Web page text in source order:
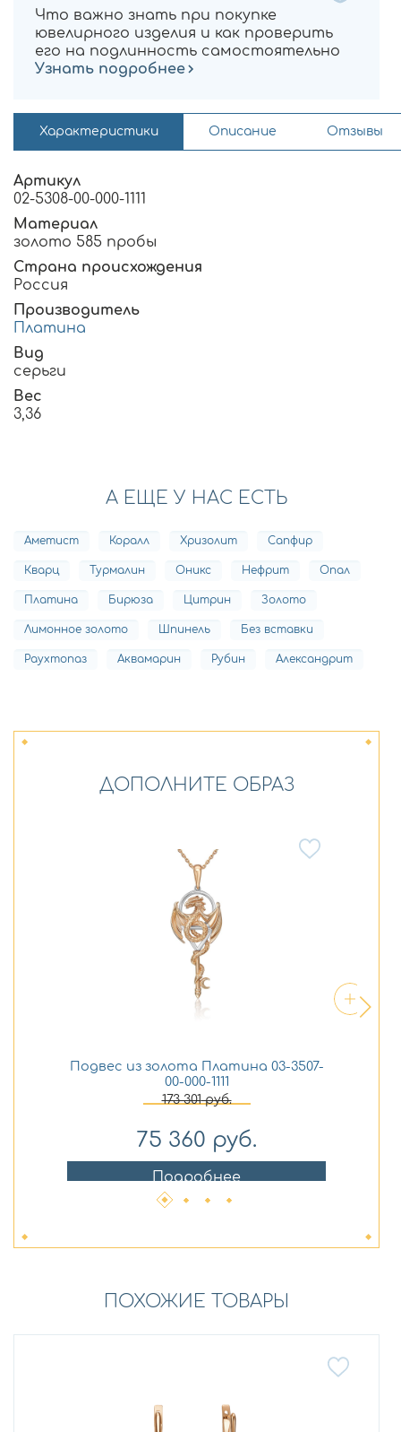
Что важно знать при покупке
ювелирного изделия и как проверить
его на подлинность самостоятельно
Узнать подробнее
Характеристики Описание Отзывы
Артикул
02-5308-00-000-1111
Материал
золото 585 пробы
Страна происхождения
Россия
Производитель
Платина
Вид
серьги
Вес
3,36
А ЕЩЕ У НАС ЕСТЬ
Аметист Коралл Хризолит Сапфир
Кварц Турмалин Оникс Нефрит Опал
Платина Бирюза Цитрин Золото
Лимонное золото Шпинель Без вставки
Раухтопаз Аквамарин Рубин Александрит
ДОПОЛНИТЕ ОБРАЗ
Подвес из золота Платина 03-3507-
00-000-1111
173 301руб.
75 360 руб.
Подробнее
ПОХОЖИЕ ТОВАРЫ